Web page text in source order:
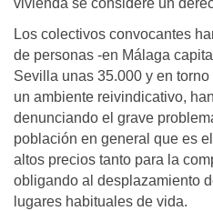
vivienda se considere un
Los colectivos convocantes
de personas -en Málaga
Sevilla unas 35.000 y en
un ambiente reivindicativo,
denunciando el grave
población en general que es
altos precios tanto para la
obligando al desplazamiento
lugares habituales de vida.